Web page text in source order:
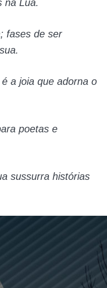
na Lua.
fases de ser
a joia que adorna o
poetas e
sussurra histórias